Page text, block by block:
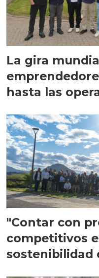
La gira
hasta las
"Contar con
competitivos
sostenibilidad